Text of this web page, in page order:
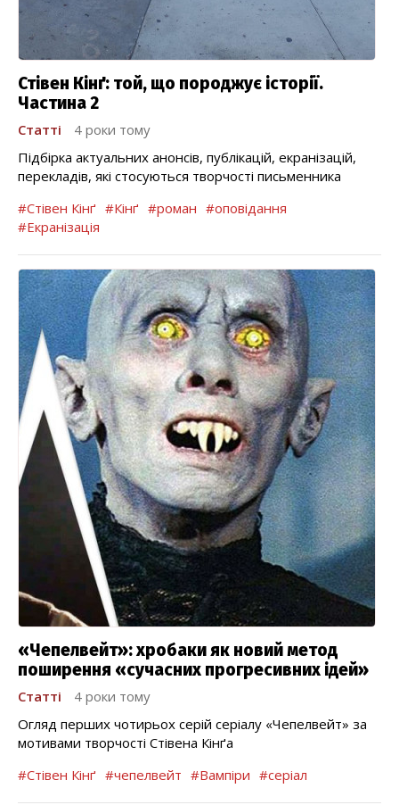
Стівен Кінґ: той, що породжує історії.
Частина 2
Статті
4 роки тому
Підбірка актуальних анонсів, публікацій, екранізацій,
перекладів, які стосуються творчості письменника
#Стівен Кінґ #Кінґ #роман #оповідання
#Екранізація
«Чепелвейт»: хробаки як новий метод
поширення «сучасних прогресивних ідей»
Статті
4 роки тому
Огляд перших чотирьох серій серіалу «Чепелвейт» за
мотивами творчості Стівена Кінґа
#Стівен Кінґ #чепелвейт #Вампіри #серіал